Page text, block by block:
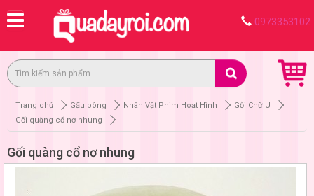
0973353102
Trang chủ Gấu bông Nhân Vật Phim Hoạt Hình
Gỗi Chữ U
Gối quàng cổ nơ nhung
Gối quàng cổ nơ nhung